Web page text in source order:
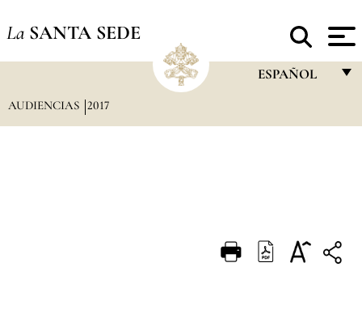
La SANTA SEDE
ESPAÑOL
DEUTSCH
AUDIENCIAS 2017